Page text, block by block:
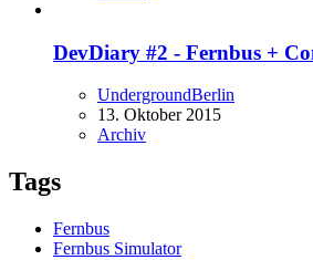
DevDiary #2 - Fernbus +
UndergroundBerlin
13. Oktober 2015
Archiv
Tags
Fernbus
Fernbus Simulator